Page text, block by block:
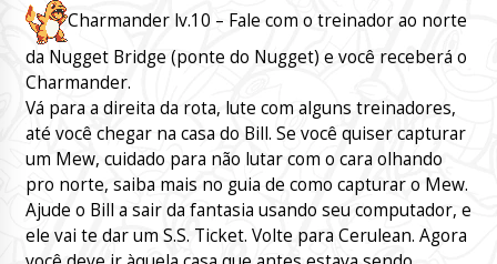
Charmander lv.10 – Fale com o treinador ao norte
da Nugget Bridge (ponte do Nugget) e você receberá o
Charmander.
Vá para a direita da rota, lute com alguns treinadores,
até você chegar na casa do Bill. Se você quiser capturar
um Mew, cuidado para não lutar com o cara olhando
pro norte, saiba mais no guia de como capturar o Mew.
Ajude o Bill a sair da fantasia usando seu computador, e
ele vai te dar um S.S. Ticket. Volte para Cerulean. Agora